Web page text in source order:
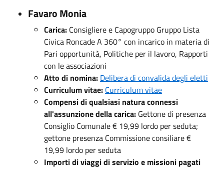
Favaro Monia
Carica: Consigliere e Capogruppo Gruppo Lista
Civica Roncade A 360° con incarico in materia di
Pari opportunità, Politiche per il lavoro, Rapporti
con le associazioni
Atto di nomina: Delibera di convalida degli eletti
Curriculum vitae: Curriculum vitae
Compensi di qualsiasi natura connessi
all'assunzione della carica: Gettone di presenza
Consiglio Comunale € 19,99 lordo per seduta;
gettone presenza Commissione consiliare €
19,99 lordo per seduta
Importi di viaggi di servizio e missioni pagati